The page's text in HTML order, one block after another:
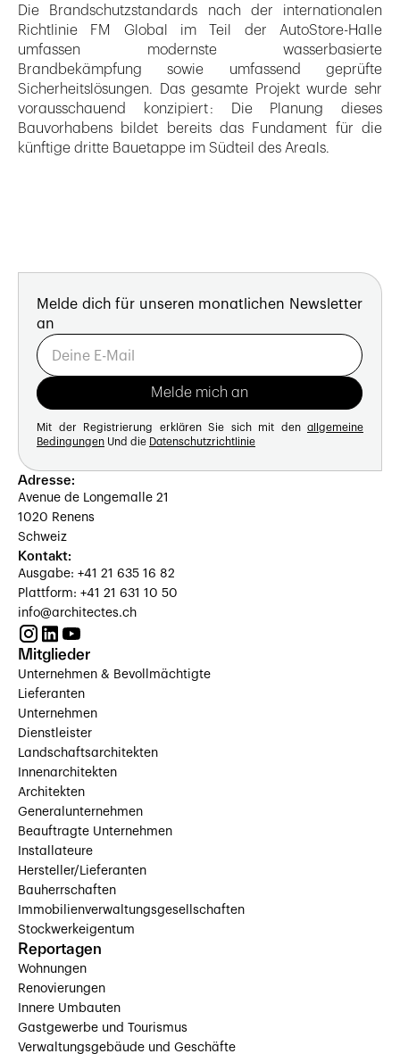
Die Brandschutzstandards nach der internationalen
Richtlinie FM Global im Teil der AutoStore-Halle
umfassen modernste wasserbasierte
Brandbekämpfung sowie umfassend geprüfte
Sicherheitslösungen. Das gesamte Projekt wurde sehr
vorausschauend konzipiert : Die Planung dieses
Bauvorhabens bildet bereits das Fundament für die
künftige dritte Bauetappe im Südteil des Areals.
Melde dich für unseren monatlichen Newsletter
an
Mit der Registrierung erklären Sie sich mit den allgemeine
Bedingungen Und die Datenschutzrichtlinie
Adresse:
Avenue de Longemalle 21
1020 Renens
Schweiz
Kontakt:
Ausgabe: +41 21 635 16 82
Plattform: +41 21 631 10 50
info@architectes.ch
Mitglieder
Unternehmen & Bevollmächtigte
Lieferanten
Unternehmen
Dienstleister
Landschaftsarchitekten
Innenarchitekten
Architekten
Generalunternehmen
Beauftragte Unternehmen
Installateure
Hersteller/Lieferanten
Bauherrschaften
Immobilienverwaltungsgesellschaften
Stockwerkeigentum
Reportagen
Wohnungen
Renovierungen
Innere Umbauten
Gastgewerbe und Tourismus
Verwaltungsgebäude und Geschäfte